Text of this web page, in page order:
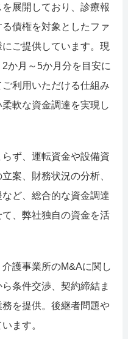
展開しており、診療報
債権を対象としたファ
ご提供しています。現
か月～5か月分を目安に
利用いただける仕組み
軟な資金調達を実現し
ず、運転資金や設備資
案、財務状況の分析、
ど、総合的な資金調達
、弊社独自の資金を活
護事業所のM&Aに関し
条件交渉、契約締結ま
を提供。後継者問題や
ます。